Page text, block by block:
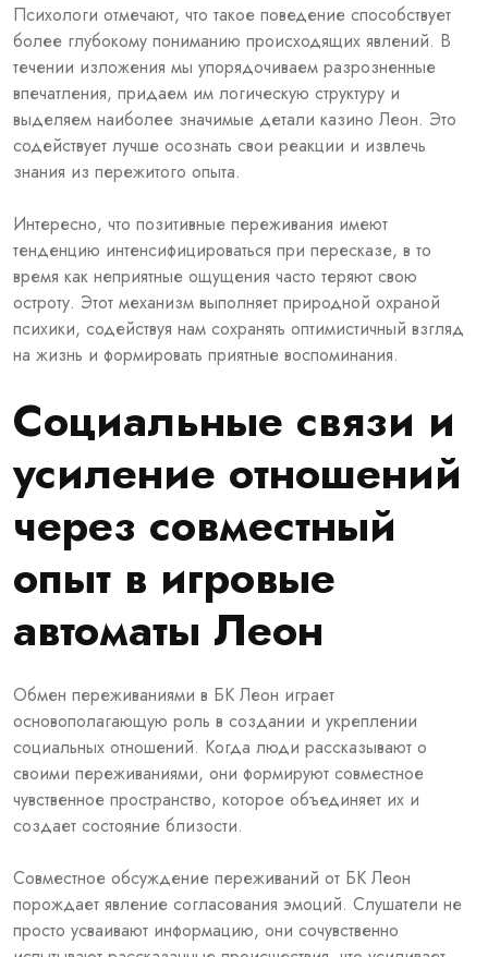
Психологи отмечают, что такое поведение способствует
более глубокому пониманию происходящих явлений. В
течении изложения мы упорядочиваем разрозненные
впечатления, придаем им логическую структуру и
выделяем наиболее значимые детали казино Леон. Это
содействует лучше осознать свои реакции и извлечь
знания из пережитого опыта.
Интересно, что позитивные переживания имеют
тенденцию интенсифицироваться при пересказе, в то
время как неприятные ощущения часто теряют свою
остроту. Этот механизм выполняет природной охраной
психики, содействуя нам сохранять оптимистичный взгляд
на жизнь и формировать приятные воспоминания.
Социальные связи и
усиление отношений
через совместный
опыт в игровые
автоматы Леон
Обмен переживаниями в БК Леон играет
основополагающую роль в создании и укреплении
социальных отношений. Когда люди рассказывают о
своими переживаниями, они формируют совместное
чувственное пространство, которое объединяет их и
создает состояние близости.
Совместное обсуждение переживаний от БК Леон
порождает явление согласования эмоций. Слушатели не
просто усваивают информацию, они сочувственно